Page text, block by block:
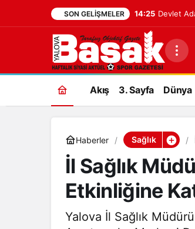
SON GELIŞMELER 14:25 Devlet
Akış 3. Sayfa Dünya
Haberler Sağlık
İl Sağlık
Etkinliğine
Yalova İl Sağlık